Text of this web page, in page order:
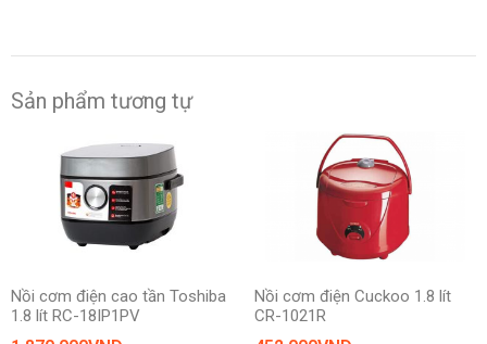
Sản phẩm tương tự
Nồi cơm điện cao tần Toshiba
1.8 lít RC-18IP1PV
Nồi cơm điện Cuckoo 1.8 lít
CR-1021R